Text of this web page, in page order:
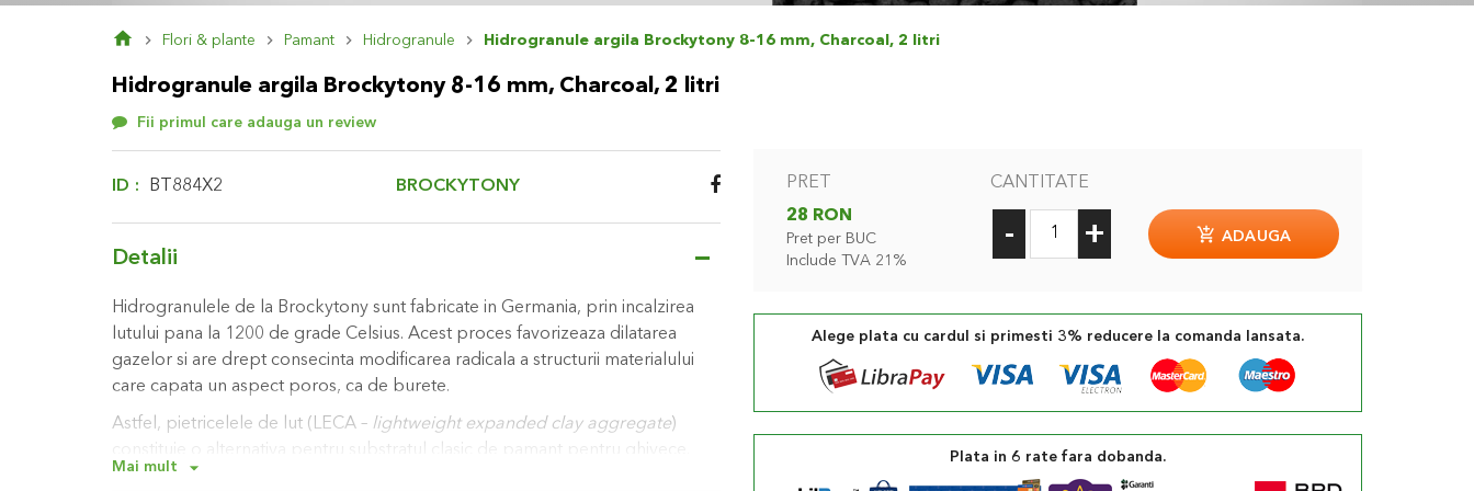
Flori & plante Pamant Hidrogranule Hidrogranule argila Brockytony 8-16 mm, Charcoal, 2 litri
Hidrogranule argila Brockytony 8-16 mm, Charcoal, 2 litri
Fii primul care adauga un review
PRET
28 RON
Pret per BUC
Include TVA 21%
CANTITATE
- + ADAUGA
Alege plata cu cardul si primesti 3% reducere la comanda lansata.
Plata in 6 rate fara dobanda.
ID BT884X2 BROCKYTONY
Detalii
Hidrogranulele de la Brockytony sunt fabricate in Germania, prin incalzirea
lutului pana la 1200 de grade Celsius. Acest proces favorizeaza dilatarea
gazelor si are drept consecinta modificarea radicala a structurii materialului
care capata un aspect poros, ca de burete.
Astfel, pietricelele de lut (LECA – lightweight expanded clay aggregate)
constituie o alternativa pentru substratul clasic de pamant pentru ghivece.
Structura lor favorizeaza absorbtia aerului si a apei pe care, apoi, le
Mai mult